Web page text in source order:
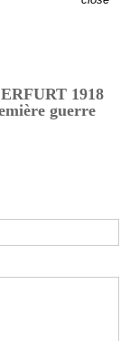
1918
guerre